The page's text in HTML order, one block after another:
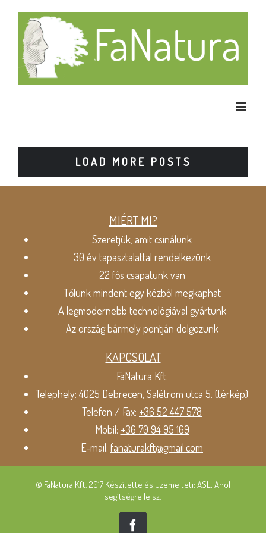
LOAD MORE POSTS
MIÉRT MI?
Szeretjük, amit csinálunk
30 év tapasztalattal rendelkezünk
22 fős csapatunk van
Tőlünk mindent egy kézből megkaphat
A legmodernebb technológiával gyártunk
Az ország bármely pontján dolgozunk
KAPCSOLAT
FaNatura Kft.
Telephely:4025 Debrecen, Salétrom utca 5. (térkép)
Telefon / Fax: +36 52 447 578
Mobil: +36 70 94 95 169
E-mail: fanaturakft@gmail.com
© FaNatura Kft. 2017 Készítette és üzemelteti: ASL, Ahol
segítségre lelsz.